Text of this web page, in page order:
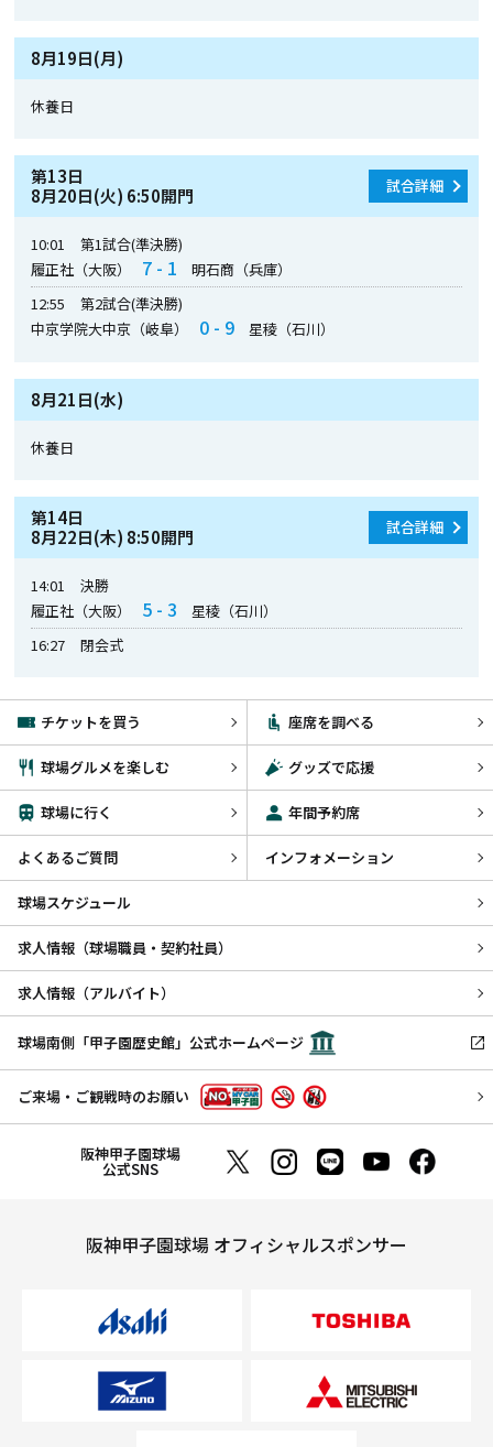
8月19日(月)
休養日
第13日
8月20日(火) 6:50開門
試合詳細
10:01
第1試合(準決勝)
履正社（大阪）
7 - 1
明石商（兵庫）
12:55
第2試合(準決勝)
中京学院大中京（岐阜）
0 - 9 星稜（石川）
8月21日(水)
休養日
第14日
8月22日(木) 8:50開門
試合詳細
14:01
決勝
履正社（大阪）
5 - 3
星稜（石川）
16:27
閉会式
チケットを買う 座席を調べる
球場グルメを楽しむ グッズで応援
球場に行く 年間予約席
よくあるご質問 インフォメーション
球場スケジュール
求人情報（球場職員・契約社員）
求人情報（アルバイト）
球場南側「甲子園歴史館」公式ホームページ
ご来場・ご観戦時のお願い
阪神甲子園球場
公式SNS
阪神甲子園球場 オフィシャルスポンサー